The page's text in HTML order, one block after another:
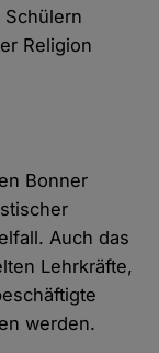
Religion
Bonner
Auch das
Lehrkräfte,
werden.